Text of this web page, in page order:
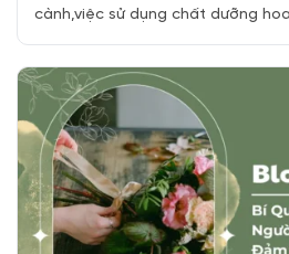
cành,việc sử dụng chất dưỡng
yếu tố quan trọng để đáp ứng
Chất bảo quản hoa ngày nay đã